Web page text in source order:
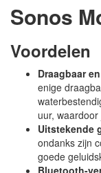
Sonos
Voordelen
Draagbaar
enige
uur,
Uitstekende
ondanks zijn
goede
Bluetooth-